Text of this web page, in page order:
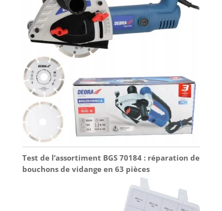
Test de l’assortiment BGS 70184 : réparation de
bouchons de vidange en 63 pièces